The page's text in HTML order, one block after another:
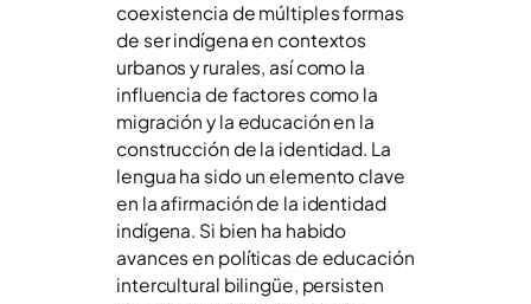
coexistencia de múltiples formas
de ser indígena en contextos
urbanos y rurales, así como la
influencia de factores como la
migración y la educación en la
construcción de la identidad. La
lengua ha sido un elemento clave
en la afirmación de la identidad
indígena. Si bien ha habido
avances en políticas de educación
intercultural bilingüe, persisten